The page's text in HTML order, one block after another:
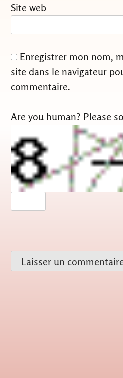
Site web
Enregistrer mon nom,
site dans le navigateur
commentaire.
Are you human? Please